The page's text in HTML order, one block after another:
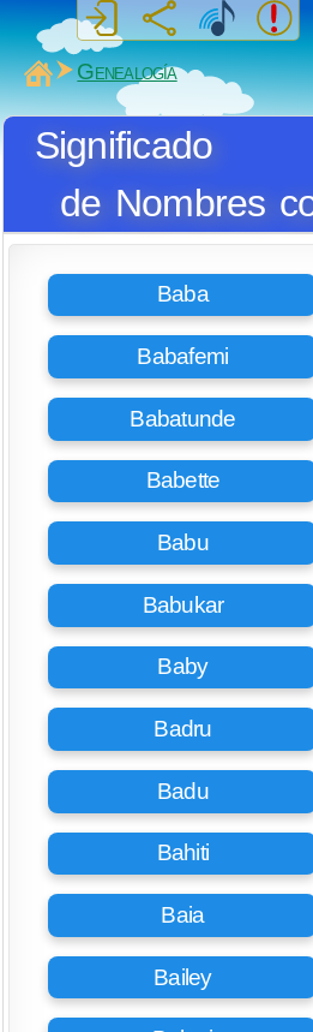
MiSabueso
Genealogía
Significado
de Nombres
Baba
Babafemi
Babatunde
Babette
Babu
Babukar
Baby
Badru
Badu
Bahiti
Baia
Bailey